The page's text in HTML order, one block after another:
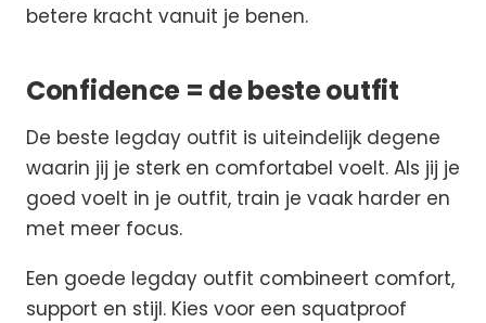
betere kracht vanuit je benen.
Confidence = de beste outfit
De beste legday outfit is uiteindelijk degene
waarin jij je sterk en comfortabel voelt. Als jij je
goed voelt in je outfit, train je vaak harder en
met meer focus.
Een goede legday outfit combineert comfort,
support en stijl. Kies voor een squatproof